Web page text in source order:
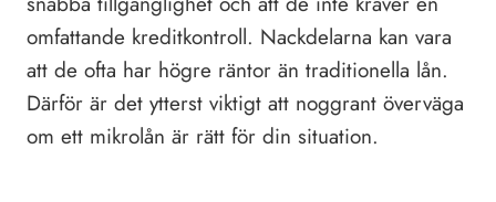
omfattande kreditkontroll. Nackdelarna kan vara
att de ofta har högre räntor än traditionella lån.
Därför är det ytterst viktigt att noggrant överväga
om ett mikrolån är rätt för din situation.